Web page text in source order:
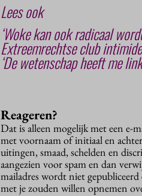
Lees ook
‘Woke kan ook radicaal
Extreemrechtse club
‘De wetenschap heeft me
Reageren?
Dat is alleen mogelijk met een e-
met voornaam of initiaal en
uitingen, smaad, schelden en
aangezien voor spam en dan
mailadres wordt niet
met je zouden willen opnemen